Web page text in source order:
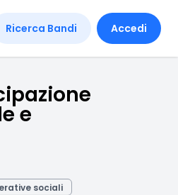
Ricerca Bandi Accedi
e
sociali